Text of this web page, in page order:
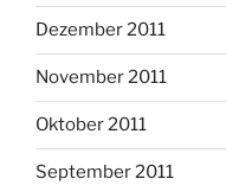
Dezember 2011
November 2011
Oktober 2011
September 2011